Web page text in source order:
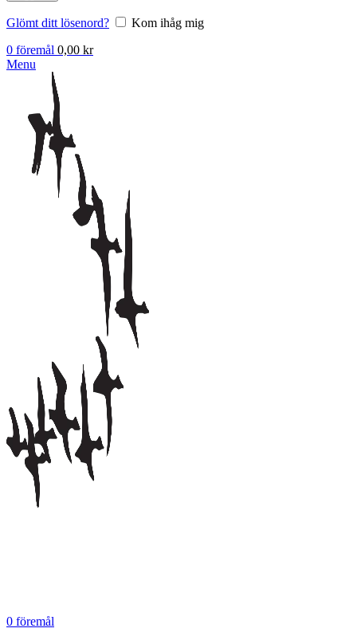
Glömt ditt lösenord?
Kom ihåg mig
0 föremål 0,00 kr
Menu
0 föremål